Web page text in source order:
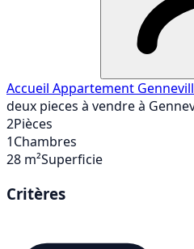
Accueil Appartement
deux pieces à vendre à
2Pièces
1Chambres
28 m²Superficie
Critères